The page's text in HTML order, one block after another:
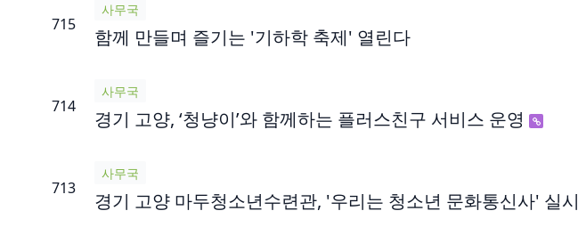
715
사무국
함께 만들며 즐기는 '기하학 축제' 열린다
714
사무국
경기 고양, ‘청냥이’와 함께하는 플러스친구 서비스 운영
713
사무국
경기 고양 마두청소년수련관, '우리는 청소년 문화통신사' 실시